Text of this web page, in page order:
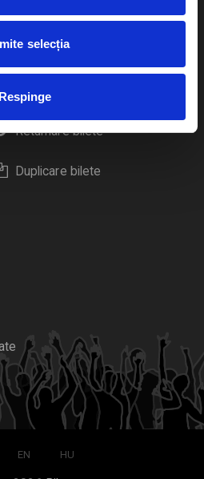
selecția
Respinge
eBilet printat acasa
Livrare prin curier
Returnare bilete
Duplicare bilete
EN HU